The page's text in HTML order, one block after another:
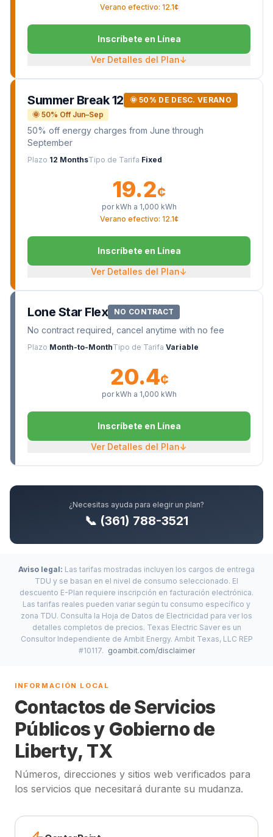
Verano efectivo: 12.1¢
Inscríbete en Línea
Ver Detalles del Plan↓
Summer Break 12
🌞 50% DE DESC. VERANO
🌞 50% Off Jun–Sep
50% off energy charges from June through
September
Plazo 12 MonthsTipo de Tarifa Fixed
19.2¢
por kWh a 1,000 kWh
Verano efectivo: 12.1¢
Inscríbete en Línea
Ver Detalles del Plan↓
Lone Star Flex NO CONTRACT
No contract required, cancel anytime with no fee
Plazo Month-to-MonthTipo de Tarifa Variable
20.4¢
por kWh a 1,000 kWh
Inscríbete en Línea
Ver Detalles del Plan↓
¿Necesitas ayuda para elegir un plan?
📞 (361) 788-3521
Aviso legal: Las tarifas mostradas incluyen los cargos de entrega
TDU y se basan en el nivel de consumo seleccionado. El
descuento E-Plan requiere inscripción en facturación electrónica.
Las tarifas reales pueden variar según tu consumo específico y
zona TDU. Consulta la Hoja de Datos de Electricidad para ver los
detalles completos de precios. Texas Electric Saver es un
Consultor Independiente de Ambit Energy. Ambit Texas, LLC REP
#10117. goambit.com/disclaimer
INFORMACIÓN LOCAL
Contactos de Servicios
Públicos y Gobierno de
Liberty, TX
Números, direcciones y sitios web verificados para
los servicios que necesitará durante su mudanza.